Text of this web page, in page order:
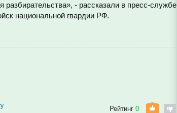
разбирательства», - рассказали в пресс-службе
национальной гвардии РФ.
Рейтинг 0